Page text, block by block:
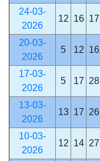
24-03-
2026
12 16 17
20-03-
2026
5 12 16
17-03-
2026
5 17 28
13-03-
2026
13 17 26
10-03-
2026
12 14 27